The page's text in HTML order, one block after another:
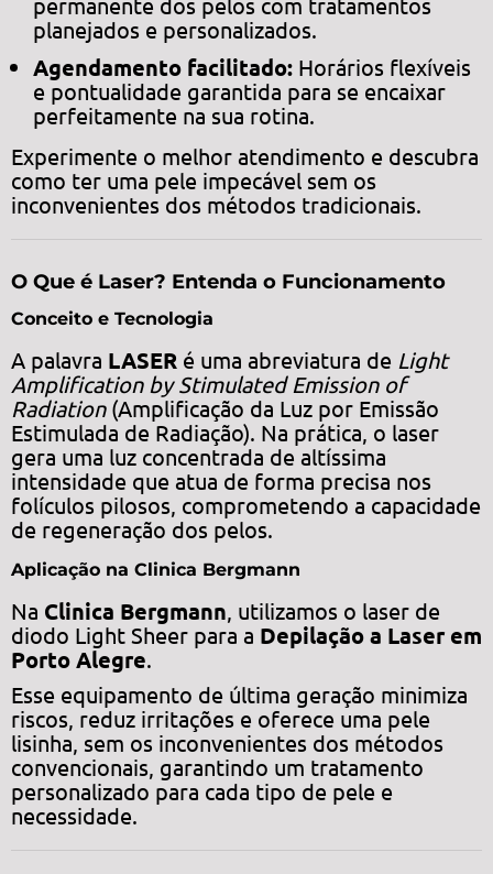
planejados e personalizados.
Agendamento facilitado: Horários flexíveis
e pontualidade garantida para se encaixar
perfeitamente na sua rotina.
Experimente o melhor atendimento e descubra
como ter uma pele impecável sem os
inconvenientes dos métodos tradicionais.
O Que é Laser? Entenda o Funcionamento
Conceito e Tecnologia
A palavra LASER é uma abreviatura de Light
Amplification by Stimulated Emission of
Radiation(Amplificação da Luz por Emissão
Estimulada de Radiação). Na prática, o laser
gera uma luz concentrada de altíssima
intensidade que atua de forma precisa nos
folículos pilosos, comprometendo a capacidade
de regeneração dos pelos.
Aplicação na Clinica Bergmann
Na Clinica Bergmann, utilizamos o laser de
diodo Light Sheer para a Depilação a Laser em
Porto Alegre.
Esse equipamento de última geração minimiza
riscos, reduz irritações e oferece uma pele
lisinha, sem os inconvenientes dos métodos
convencionais, garantindo um tratamento
personalizado para cada tipo de pele e
necessidade.